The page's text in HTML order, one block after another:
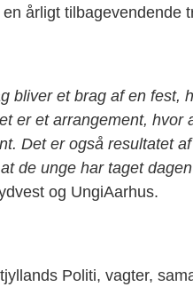
årligt tilbagevendende
bliver et brag af en fest,
er et arrangement,
Det er også resultatet
de unge har taget
og UngiAarhus.
Politi, vagter,